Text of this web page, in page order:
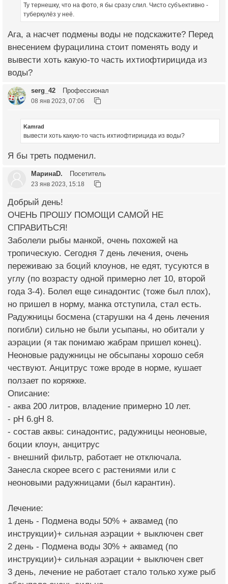
Ту тернешку, что на фото, я бы сразу слил. Чисто субъективно -
туберкулёз у неё.
Ага, а насчет подмены воды не подскажите? Перед
внесением фурацилина стоит поменять воду и
вывести хоть какую-то часть ихтиофтирицида из
воды?
serg_42 Профессионал
08 янв 2023, 07:06
Kamrad
вывести хоть какую-то часть ихтиофтирицида из воды?
Я бы треть подменил.
МаринаD. Посетитель
23 янв 2023, 15:18
Добрый день!
ОЧЕНЬ ПРОШУ ПОМОЩИ САМОЙ НЕ
СПРАВИТЬСЯ!
Заболели рыбы манкой, очень похожей на
тропическую. Сегодня 7 день лечения, очень
переживаю за боций клоунов, не едят, тусуются в
углу (по возрасту одной примерно лет 10, второй
года 3-4). Болел еще синадонтис (тоже был плох),
но пришел в норму, манка отступила, стал есть.
Радужницы босмена (старушки на 4 день лечения
погибли) сильно не были усыпаны, но обитали у
аэрации (я так понимаю жабрам пришел конец).
Неоновые радужницы не обсыпаны хорошо себя
чествуют. Анцитрус тоже вроде в норме, кушает
ползает по коряжке.
Описание:
- аква 200 литров, владение примерно 10 лет.
- рH 6.gH 8.
- состав аквы: синадонтис, радужницы неоновые,
боции клоун, анцитрус
- внешний фильтр, работает не отключала.
Занесла скорее всего с растениями или с
неоновыми радужницами (был карантин).
Лечение:
1 день - Подмена воды 50% + аквамед (по
инструкции)+ сильная аэрации + выключен свет
2 день - Подмена воды 30% + аквамед (по
инструкции)+ сильная аэрации + выключен свет
3 день, лечение не работает стало только хуже рыб